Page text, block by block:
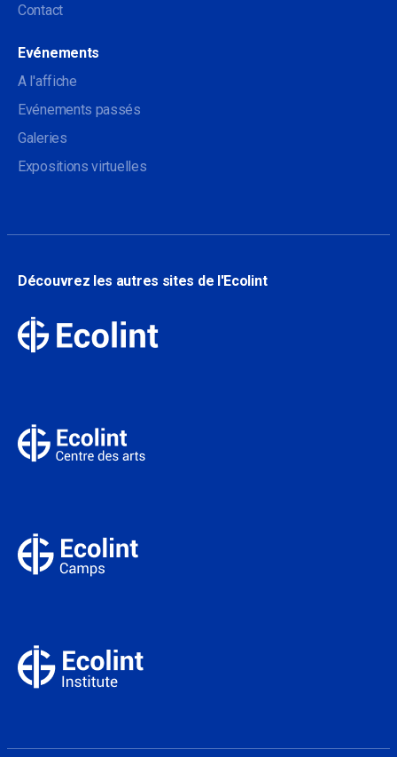
Contact
Evénements
A l'affiche
Evénements passés
Galeries
Expositions virtuelles
Découvrez les autres sites de l'Ecolint